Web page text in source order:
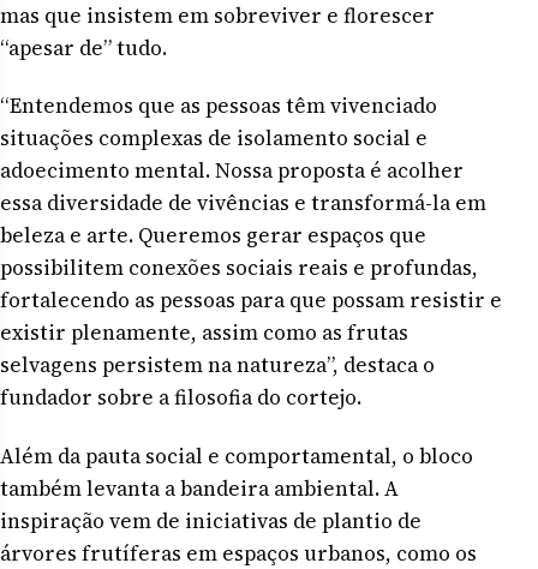
mas que insistem em sobreviver e florescer
“apesar de” tudo.
“Entendemos que as pessoas têm vivenciado
situações complexas de isolamento social e
adoecimento mental. Nossa proposta é acolher
essa diversidade de vivências e transformá-la em
beleza e arte. Queremos gerar espaços que
possibilitem conexões sociais reais e profundas,
fortalecendo as pessoas para que possam resistir e
existir plenamente, assim como as frutas
selvagens persistem na natureza”, destaca o
fundador sobre a filosofia do cortejo.
Além da pauta social e comportamental, o bloco
também levanta a bandeira ambiental. A
inspiração vem de iniciativas de plantio de
árvores frutíferas em espaços urbanos, como os